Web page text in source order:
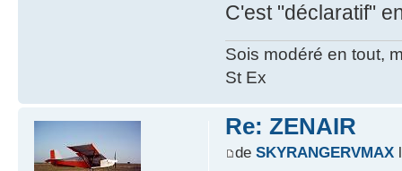
C'est "déclaratif"
Sois modéré en tout,
St Ex
Re: ZENAIR
de SKYRANGERVMAX